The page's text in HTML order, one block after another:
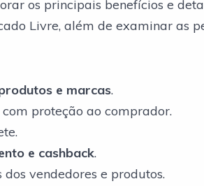
os principais benefícios e
Livre, além de examinar as
e marcas.
proteção ao comprador.
e cashback.
vendedores e produtos.